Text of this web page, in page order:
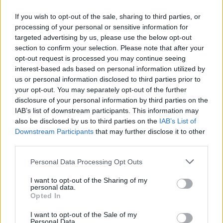
If you wish to opt-out of the sale, sharing to third parties, or
processing of your personal or sensitive information for
targeted advertising by us, please use the below opt-out
section to confirm your selection. Please note that after your
opt-out request is processed you may continue seeing
interest-based ads based on personal information utilized by
us or personal information disclosed to third parties prior to
your opt-out. You may separately opt-out of the further
disclosure of your personal information by third parties on the
IAB’s list of downstream participants. This information may
also be disclosed by us to third parties on the IAB’s List of
Downstream Participants that may further disclose it to other
Please note that this website/app uses one or more Google
not limited to your visit or usage behaviour. You may click to
grant or deny consent to Google and its third-party tags to
use your data for below specified purposes in below Google
consent section.
Personal Data Processing Opt Outs
I want to opt-out of the Sharing of my
personal data.
Opted In
I want to opt-out of the Sale of my
financeiras mais sofisticadas.
André Sprone, head de Ibero-América da MEXC, cita
como exemplo recente a BridgeTower, que anunciou em
abril a tokenização de mais de US$ 11 bilhões em ativos
usando a infraestrutura da Chainlink. Se o debate
regulatório nos Estados Unidos avançar e as regras para
ativos digitais ficarem mais claras, o LINK tende a se
beneficiar diretamente.
AUTOR